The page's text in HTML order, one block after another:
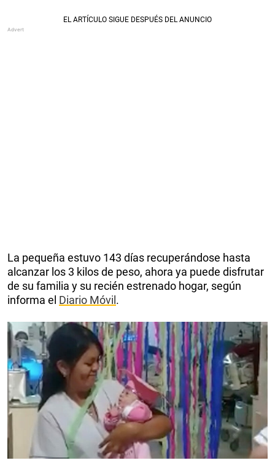
La pequeña estuvo 143 días recuperándose hasta
alcanzar los 3 kilos de peso, ahora ya puede disfrutar
de su familia y su recién estrenado hogar, según
informa el Diario Móvil .